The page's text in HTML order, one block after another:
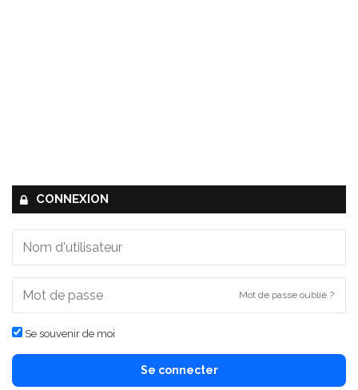
CONNEXION
Mot de passe oublié ?
Se souvenir de moi
Se connecter